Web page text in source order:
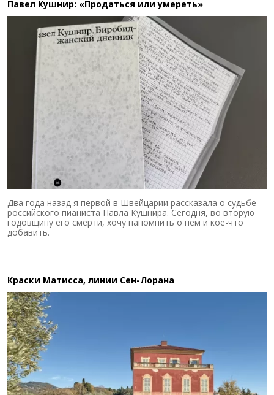
Павел Кушнир: «Продаться или умереть»
Два года назад я первой в Швейцарии рассказала о судьбе
российского пианиста Павла Кушнира. Сегодня, во вторую
годовщину его смерти, хочу напомнить о нем и кое-что
добавить.
Краски Матисса, линии Сен-Лорана